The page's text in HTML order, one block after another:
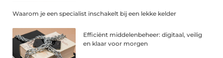
Waarom je een specialist inschakelt bij een lekke kelder
Efficiënt middelenbeheer: digitaal, veilig
en klaar voor morgen